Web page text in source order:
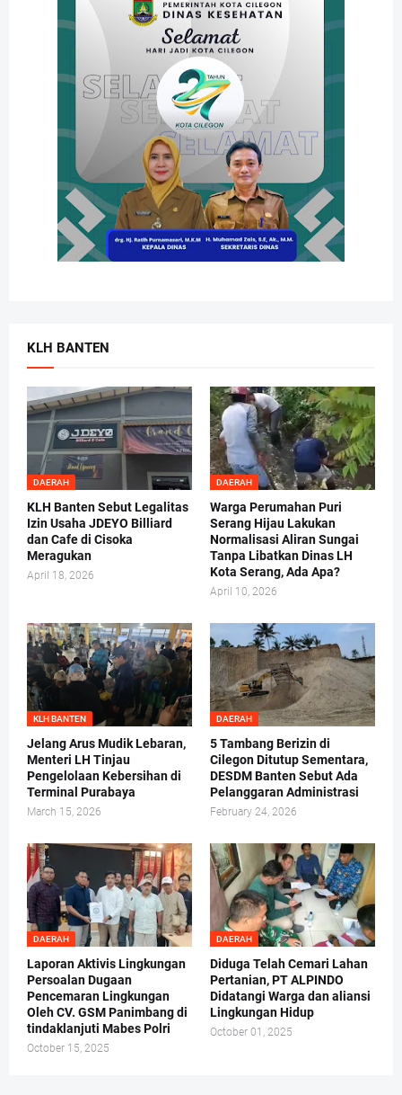
KLH BANTEN
DAERAH
KLH Banten Sebut Legalitas
Izin Usaha JDEYO Billiard
dan Cafe di Cisoka
Meragukan
April 18, 2026
DAERAH
Warga Perumahan Puri
Serang Hijau Lakukan
Normalisasi Aliran Sungai
Tanpa Libatkan Dinas LH
Kota Serang, Ada Apa?
April 10, 2026
KLH BANTEN
Jelang Arus Mudik Lebaran,
Menteri LH Tinjau
Pengelolaan Kebersihan di
Terminal Purabaya
March 15, 2026
DAERAH
5 Tambang Berizin di
Cilegon Ditutup Sementara,
DESDM Banten Sebut Ada
Pelanggaran Administrasi
February 24, 2026
DAERAH
Laporan Aktivis Lingkungan
Persoalan Dugaan
Pencemaran Lingkungan
Oleh CV. GSM Panimbang di
tindaklanjuti Mabes Polri
October 15, 2025
DAERAH
Diduga Telah Cemari Lahan
Pertanian, PT ALPINDO
Didatangi Warga dan aliansi
Lingkungan Hidup
October 01, 2025